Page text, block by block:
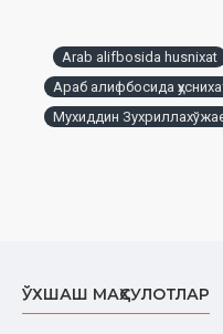
Arab alifbosida husnixat
Араб алифбосида
Мухиддин
ЎХШАШ МАҲСУЛОТЛАР